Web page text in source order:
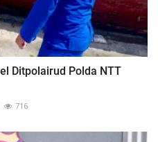
Ditpolairud Polda NTT
716